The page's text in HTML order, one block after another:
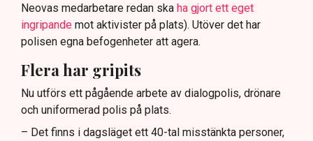
Neovas medarbetare redan ska ha gjort ett eget
ingripande mot aktivister på plats). Utöver det har
polisen egna befogenheter att agera.
Flera har gripits
Nu utförs ett pågående arbete av dialogpolis, drönare
och uniformerad polis på plats.
– Det finns i dagsläget ett 40-tal misstänkta personer,